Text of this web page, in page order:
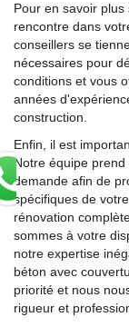
Pour en savoir
rencontre dans
conseillers se
nécessaires pour
conditions et vous
années
construction.
Enfin, il est
Notre équipe
demande afin de
spécifiques de
rénovation
sommes à votre
notre expertise
béton avec
priorité et nous
rigueur et